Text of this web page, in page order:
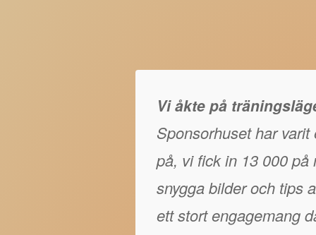
Vi åkte på
Sponsorhuset har
på, vi fick in 13 000 på
snygga bilder och tips
ett stort engagemang